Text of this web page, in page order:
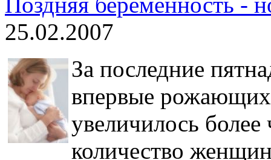
25.02.2007
За последние
впервые рожающих
увеличилось
количество